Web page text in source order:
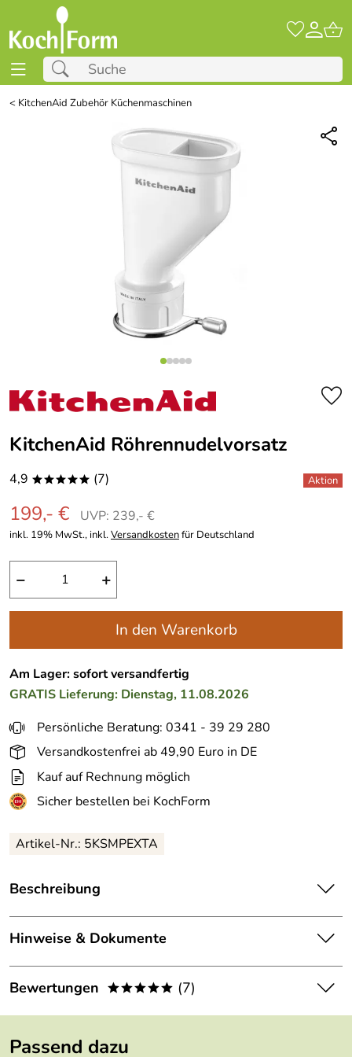
< KitchenAid Zubehör Küchenmaschinen
KitchenAid Röhrennudelvorsatz
4,9 ***** (7)
199,- € UVP: 239,- €
inkl. 19% MwSt., inkl.Versandkostenfür Deutschland
− +
In den Warenkorb
Am Lager: sofort versandfertig
GRATIS Lieferung: Dienstag, 11.08.2026
Persönliche Beratung: 0341 - 39 29 280
Versandkostenfrei ab 49,90 Euro in DE
Kauf auf Rechnung möglich
Sicher bestellen bei KochForm
Artikel-Nr.: 5KSMPEXTA
Beschreibung
KitchenAid Röhrennudelvorsatz mit 6 Einsätzen.
Vielseitiges Multitalent für frische Spaghetti, Bucatini,
einfach durch Auswechseln des Pastaeinsatzes.
Dieser Vorsatz enthält ein Kombiwerkzeug, einen
Aufbewahrungsbehälter, einen Reinigungspinsel und 6
Scheibe und 2 Scheiben aus Kunststoff, die ineinander
Hinweise & Dokumente
Dokumente zum Download:
KitchenAid Röhrennudelvorsatz
KitchenAid Röhrennudelvorsatz
Bewertungen ***** (7)
Passend dazu